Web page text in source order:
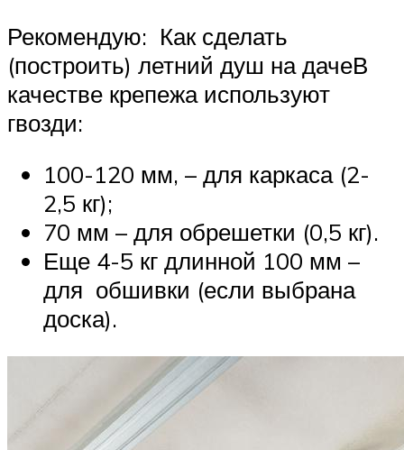
Рекомендую: Как сделать
(построить) летний душ на дачеВ
качестве крепежа используют
гвозди:
100-120 мм, – для каркаса (2-
2,5 кг);
70 мм – для обрешетки (0,5 кг).
Еще 4-5 кг длинной 100 мм –
для обшивки (если выбрана
доска).